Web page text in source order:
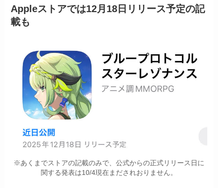
Appleストアでは12月18日リリース予定の記
載も
※あくまでストアの記載のみで、公式からの正式リリース日に
関する発表は10/4現在まだされおりません。